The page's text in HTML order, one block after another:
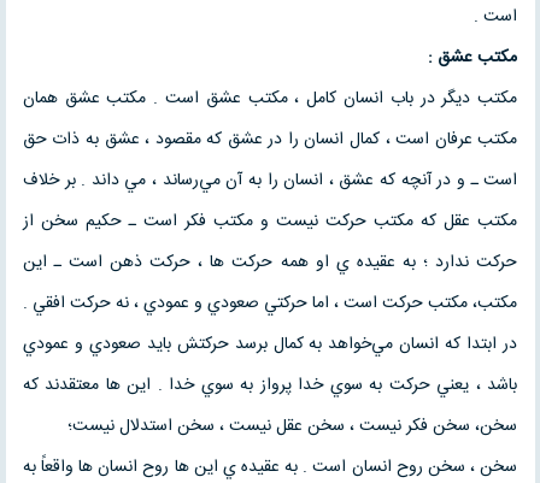
است .
مكتب عشق :
مكتب ديگر در باب انسان كامل ، مكتب عشق است . مكتب عشق همان
مكتب عرفان است ، كمال انسان را در عشق كه مقصود ، عشق به ذات حق
است ـ و در آنچه كه عشق ، انسان را به آن مي‌رساند ، مي داند . بر خلاف
مكتب عقل كه مكتب حركت نيست و مكتب فكر است ـ حكيم سخن از
حركت ندارد ؛ به عقيده ي او همه حركت ها ، حركت ذهن است ـ اين
مكتب، مكتب حركت است ، اما حركتي صعودي و عمودي ، نه حركت افقي .
در ابتدا كه انسان مي‌خواهد به كمال برسد حركتش بايد صعودي و عمودي
باشد ، يعني حركت به سوي خدا پرواز به سوي خدا . اين ها معتقدند كه
سخن، سخن فكر نيست ، سخن عقل نيست ، سخن استدلال نيست؛
سخن ، سخن روح انسان است . به عقيده ي اين ها روح انسان ها واقعاً به